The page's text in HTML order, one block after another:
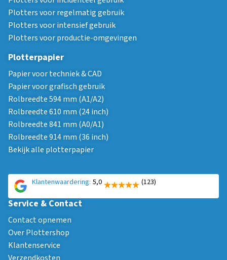
Plotters voor regelmatig gebruik
Plotters voor intensief gebruik
Plotters voor productie-omgevingen
Plotterpapier
Papier voor techniek & CAD
Papier voor grafisch gebruik
Rolbreedte 594 mm (A1/A2)
Rolbreedte 610 mm (24 inch)
Rolbreedte 841 mm (A0/A1)
Rolbreedte 914 mm (36 inch)
Bekijk alle plotterpapier
Klantenwaardering: 5,0 (123)
Service & Contact
Contact opnemen
Over Plottershop
Klantenservice